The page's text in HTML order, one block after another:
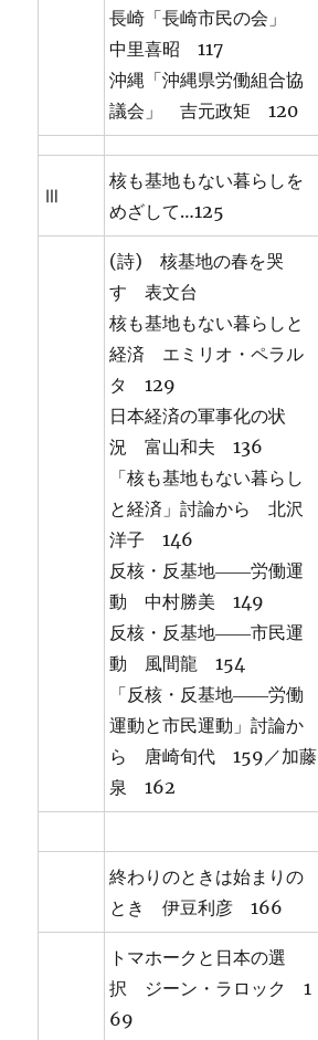
長崎「長崎市民の会」
中里喜昭 117
沖縄「沖縄県労働組合協
議会」 吉元政矩 120
Ⅲ
核も基地もない暮らしを
めざして…125
(詩) 核基地の春を哭
す 表文台
核も基地もない暮らしと
経済 エミリオ・ペラル
タ 129
日本経済の軍事化の状
況 富山和夫 136
「核も基地もない暮らし
と経済」討論から 北沢
洋子 146
反核・反基地――労働運
動 中村勝美 149
反核・反基地――市民運
動 風間龍 154
「反核・反基地――労働
運動と市民運動」討論か
ら 唐崎旬代 159／加藤
泉 162
終わりのときは始まりの
とき 伊豆利彦 166
トマホークと日本の選
択 ジーン・ラロック 1
69